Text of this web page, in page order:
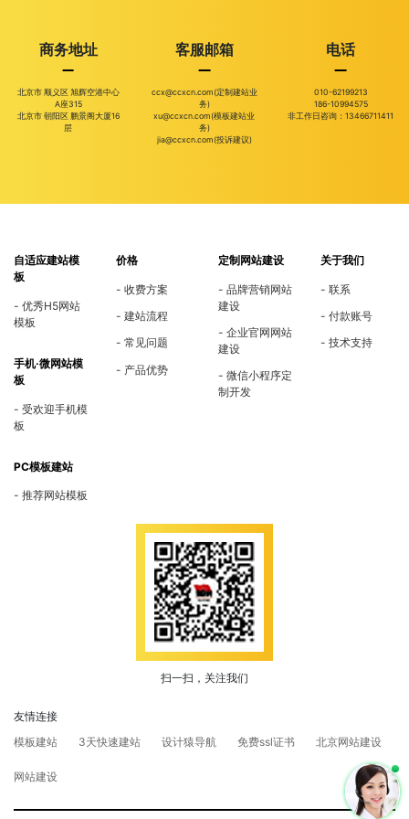
商务地址
北京市 顺义区 旭辉空港中心
A座315
北京市 朝阳区 鹏景阁大厦16
层
客服邮箱
ccx@ccxcn.com(定制建站业
务)
xu@ccxcn.com(模板建站业
务)
jia@ccxcn.com(投诉建议)
电话
010-62199213
186-10994575
非工作日咨询：13466711411
自适应建站模
板
优秀H5网站
模板
手机·微网站模
板
受欢迎手机模
板
PC模板建站
推荐网站模板
价格
收费方案
建站流程
常见问题
产品优势
定制网站建设
品牌营销网站
建设
企业官网网站
建设
微信小程序定
制开发
关于我们
联系
付款账号
技术支持
扫一扫，关注我们
友情连接
模板建站
3天快速建站 设计猿导航 免费ssl证书 北京网站建设
网站建设